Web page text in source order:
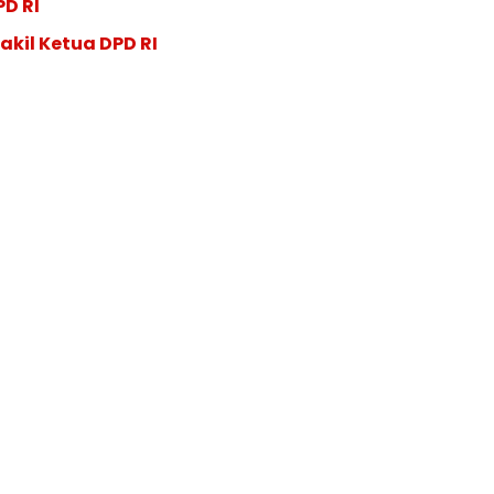
RI
Ketua DPD RI